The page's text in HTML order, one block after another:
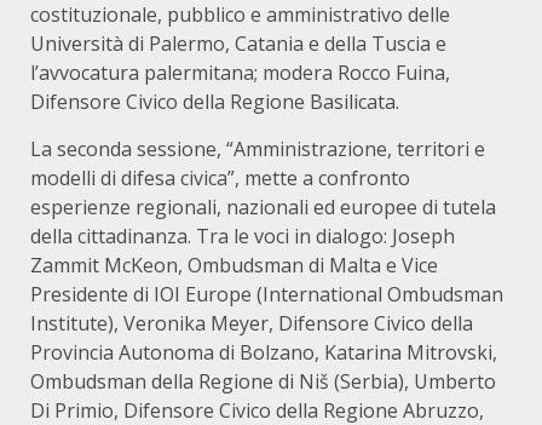
costituzionale, pubblico e amministrativo delle
Università di Palermo, Catania e della Tuscia e
l’avvocatura palermitana; modera Rocco Fuina,
Difensore Civico della Regione Basilicata.
La seconda sessione, “Amministrazione, territori e
modelli di difesa civica”, mette a confronto
esperienze regionali, nazionali ed europee di tutela
della cittadinanza. Tra le voci in dialogo: Joseph
Zammit McKeon, Ombudsman di Malta e Vice
Presidente di IOI Europe (International Ombudsman
Institute), Veronika Meyer, Difensore Civico della
Provincia Autonoma di Bolzano, Katarina Mitrovski,
Ombudsman della Regione di Niš (Serbia), Umberto
Di Primio, Difensore Civico della Regione Abruzzo,